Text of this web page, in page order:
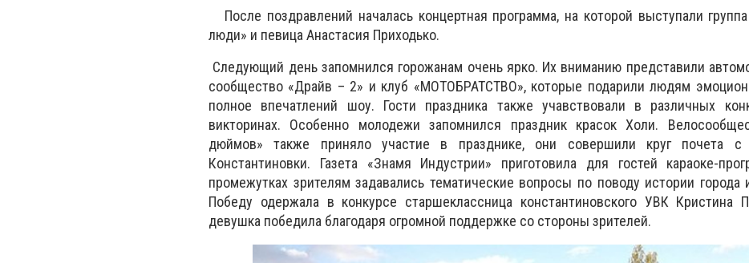
После поздравлений началась концертная программа, на которой выступали
люди» и певица Анастасия Приходько.
Следующий день запомнился горожанам очень ярко. Их вниманию представили
сообщество «Драйв – 2» и клуб «МОТОБРАТСТВО», которые подарили людям
полное впечатлений шоу. Гости праздника также учавствовали в различных
викторинах. Особенно молодежи запомнился праздник красок Холи.
дюймов» также приняло участие в празднике, они совершили круг почета с
Константиновки. Газета «Знамя Индустрии» приготовила для гостей караоке-
промежутках зрителям задавались тематические вопросы по поводу истории города
Победу одержала в конкурсе старшеклассница константиновского УВК Кристина
девушка победила благодаря огромной поддержке со стороны зрителей.